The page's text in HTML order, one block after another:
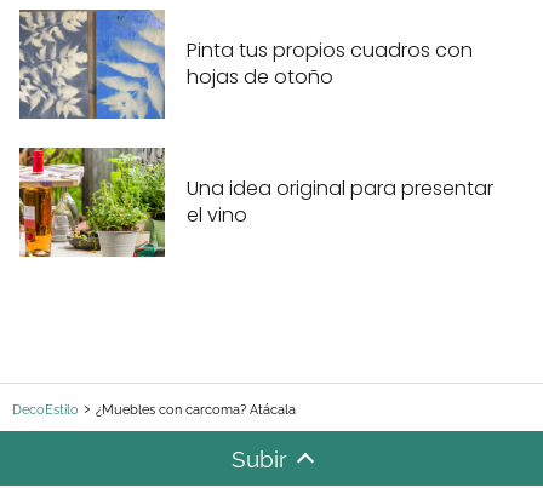
Pinta tus propios cuadros con
hojas de otoño
Una idea original para presentar
el vino
DecoEstilo ¿Muebles con carcoma? Atácala
Subir